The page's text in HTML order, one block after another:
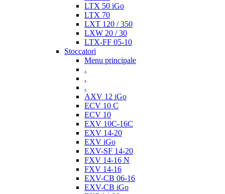
LTX 50 iGo
LTX 70
LXT 120 / 350
LXW 20 / 30
LTX-FF 05-10
Stoccatori
Menu principale
.
.
.
AXV 12 iGo
ECV 10 C
ECV 10
EXV 10C-16C
EXV 14-20
EXV iGo
EXV-SF 14-20
FXV 14-16 N
FXV 14-16
EXV-CB 06-16
EXV-CB iGo